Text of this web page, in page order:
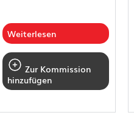
Weiterlesen
Zur Kommission
hinzufügen